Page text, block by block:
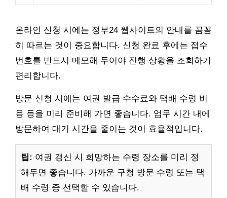
온라인 신청 시에는 정부24 웹사이트의 안내를 꼼꼼
히 따르는 것이 중요합니다. 신청 완료 후에는 접수
번호를 반드시 메모해 두어야 진행 상황을 조회하기
편리합니다.
방문 신청 시에는 여권 발급 수수료와 택배 수령 비
용 등을 미리 준비해 가면 좋습니다. 업무 시간 내에
방문하여 대기 시간을 줄이는 것이 효율적입니다.
팁: 여권 갱신 시 희망하는 수령 장소를 미리 정
해두면 좋습니다. 가까운 구청 방문 수령 또는 택
배 수령 중 선택할 수 있습니다.